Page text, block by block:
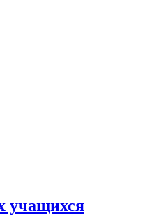
учащихся